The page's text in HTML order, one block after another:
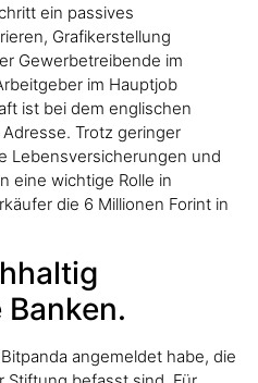
ein passives
Grafikerstellung
Gewerbetreibende im
im Hauptjob
ist bei dem englischen
Trotz geringer
Lebensversicherungen und
eine wichtige Rolle in
die 6 Millionen Forint in
angemeldet habe, die